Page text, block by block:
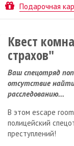
Подарочная
Квест
страхов"
Ваш спецотряд
отсутствие
расследованию...
В этом escape
полицейский
преступлений!